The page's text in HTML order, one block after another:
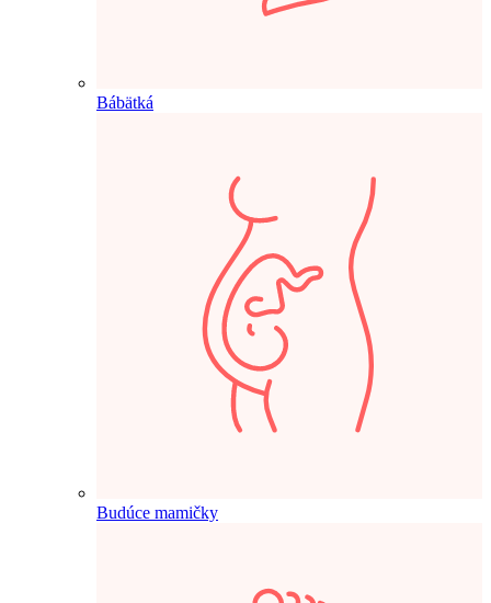
Bábätká
Budúce mamičky